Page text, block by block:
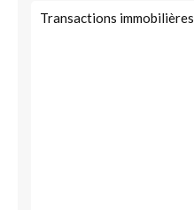
Transactions immobilières